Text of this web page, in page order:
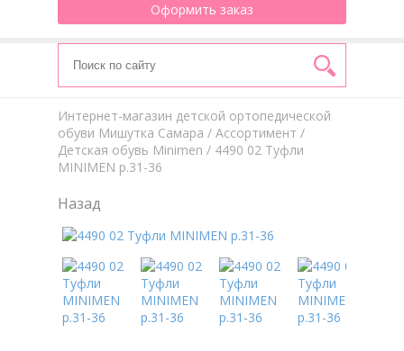
Оформить заказ
Интернет-магазин детской ортопедической
обуви Мишутка Самара / Aссортимент /
Детская обувь Minimen / 4490 02 Туфли
MINIMEN р.31-36
Назад